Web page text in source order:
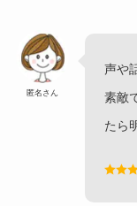
匿名さん
声や
素敵
たら